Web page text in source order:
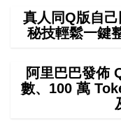
真人同Q版自
秘技輕鬆一鍵
阿里巴巴發佈
數、100 萬